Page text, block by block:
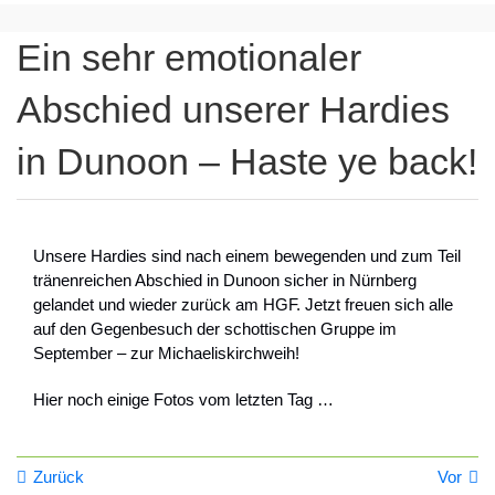
Ein sehr emotionaler
Abschied unserer Hardies
in Dunoon – Haste ye back!
Unsere Hardies sind nach einem bewegenden und zum Teil
tränenreichen Abschied in Dunoon sicher in Nürnberg
gelandet und wieder zurück am HGF. Jetzt freuen sich alle
auf den Gegenbesuch der schottischen Gruppe im
September – zur Michaeliskirchweih!
Hier noch einige Fotos vom letzten Tag …
Zurück Vor